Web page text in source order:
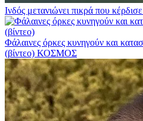
Ινδός μετανιώνει πικρά που
Φάλαινες όρκες κυνηγούν και
(βίντεο) ΚΟΣΜΟΣ